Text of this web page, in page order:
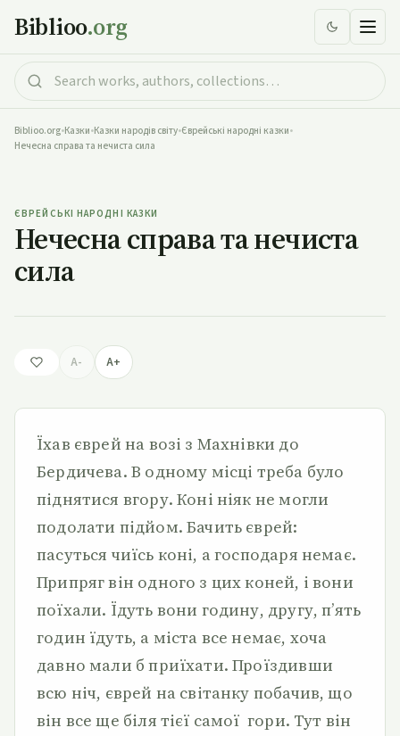
Biblioo.org
Biblioo.org•Казки•Казки народів світу•Єврейські народні казки•
Нечесна справа та нечиста сила
ЄВРЕЙСЬКІ НАРОДНІ КАЗКИ
Нечесна справа та нечиста
сила
A- A+
Їхав єврей на возі з Махнівки до
Бердичева. В одному місці треба було
піднятися вгору. Коні ніяк не могли
подолати підйом. Бачить єврей:
пасуться чиїсь коні, а господаря немає.
Припряг він одного з цих коней, і вони
поїхали. Їдуть вони годину, другу, п’ять
годин їдуть, а міста все немає, хоча
давно мали б приїхати. Проїздивши
всю ніч, єврей на світанку побачив, що
він все ще біля тієї самої гори. Тут він